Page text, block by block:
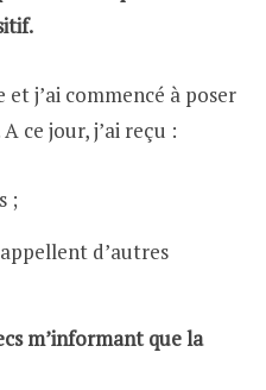
j’ai commencé à poser
ce jour, j’ai reçu :
;
d’autres
m’informant que la